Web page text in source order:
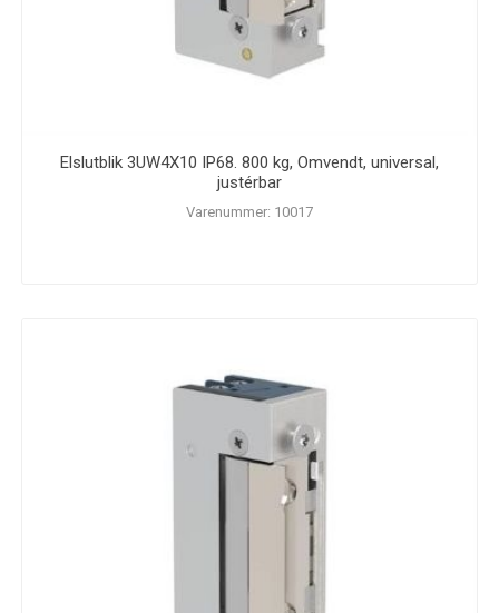
Elslutblik 3UW4X10 IP68. 800 kg, Omvendt, universal,
justérbar
Varenummer: 10017